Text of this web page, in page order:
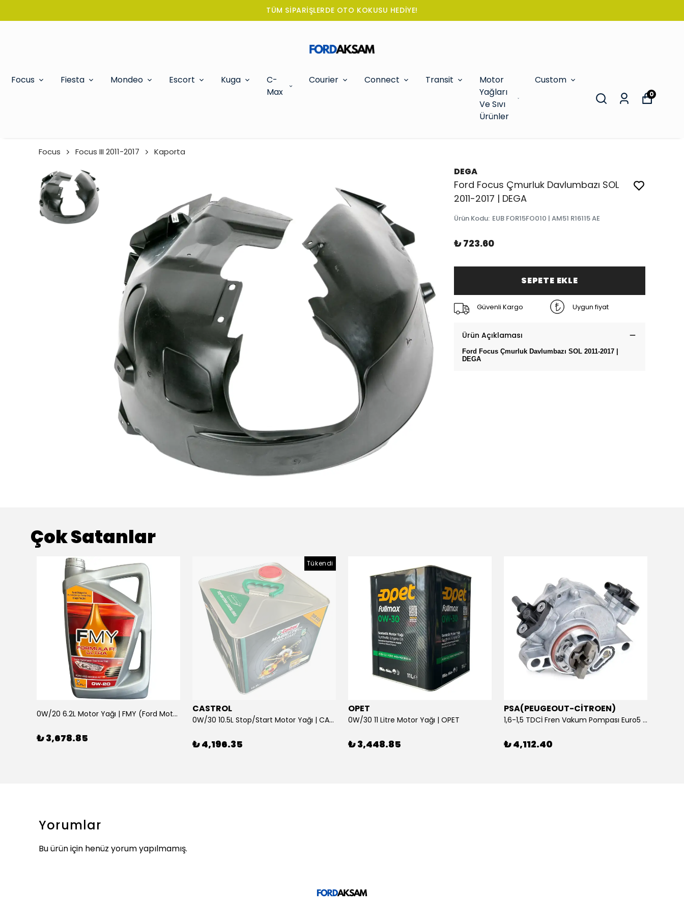
TÜM SİPARİŞLERDE OTO KOKUSU HEDİYE!
Focus Fiesta Mondeo Escort Kuga
C-
Max
Courier Connect Transit
Motor
Yağları
Ve Sıvı
Ürünler
Custom
0
Focus Focus III 2011-2017 Kaporta
DEGA
Ford Focus Çmurluk Davlumbazı SOL
2011-2017 | DEGA
Ürün Kodu: EUB FOR15FO010 | AM51 R16115 AE
₺ 723.60
SEPETE EKLE
Güvenli Kargo Uygun fiyat
Ürün Açıklaması
Ford Focus Çmurluk Davlumbazı SOL 2011-2017 |
DEGA
Çok Satanlar
0W/20 6.2L Motor Yağı | FMY (Ford Motor Yağları)
₺ 3,678.85
Tükendi
CASTROL
0W/30 10.5L Stop/Start Motor Yağı | CASTROL
₺ 4,196.35
OPET
0W/30 11 Litre Motor Yağı | OPET
₺ 3,448.85
PSA(PEUGEOUT-CİTROEN)
1,6-1,5 TDCİ Fren Vakum Pompası Euro5 2013-2018 | ORİJİNAL
₺ 4,112.40
Yorumlar
Bu ürün için henüz yorum yapılmamış.